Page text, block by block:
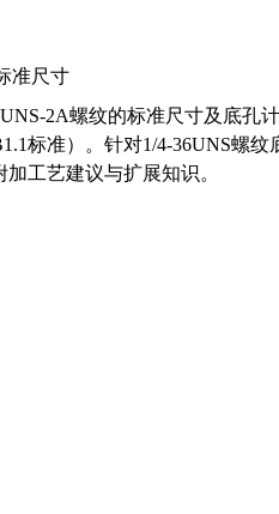
准尺寸
2A螺纹的标准尺寸及底孔
标准）。针对1/4-36UNS螺
加工艺建议与扩展知识。